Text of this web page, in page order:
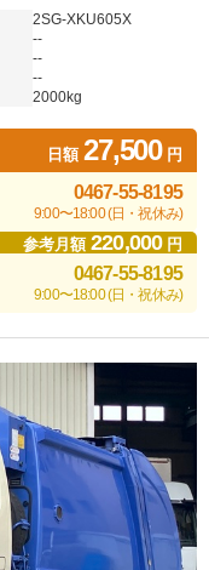
2SG-XKU605X
--
--
--
2000kg
日額27,500円
0467-55-8195
9:00〜18:00 (日・祝休み)
参考月額220,000円
0467-55-8195
9:00〜18:00 (日・祝休み)